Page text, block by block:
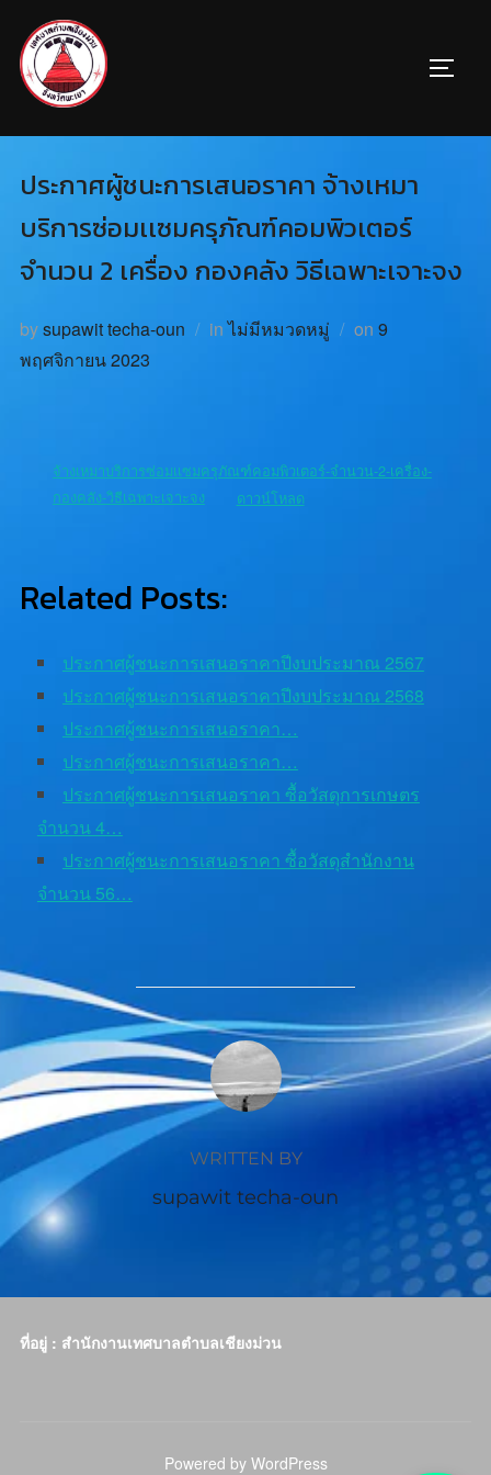
ประกาศผู้ชนะการเสนอราคา จ้างเหมา
บริการซ่อมเเซมครุภัณฑ์คอมพิวเตอร์
จำนวน 2 เครื่อง กองคลัง วิธีเฉพาะเจาะจง
bysupawit techa-oun inไม่มีหมวดหมู่ on 9
พฤศจิกายน 2023
จ้างเหมาบริการซ่อมเเซมครุภัณฑ์คอมพิวเตอร์-จำนวน-2-เครื่อง-
กองคลัง-วิธีเฉพาะเจาะจง
ดาวน์โหลด
Related Posts:
ประกาศผู้ชนะการเสนอราคาปีงบประมาณ 2567
ประกาศผู้ชนะการเสนอราคาปีงบประมาณ 2568
ประกาศผู้ชนะการเสนอราคา…
ประกาศผู้ชนะการเสนอราคา…
ประกาศผู้ชนะการเสนอราคา ซื้อวัสดุการเกษตร
จำนวน 4…
ประกาศผู้ชนะการเสนอราคา ซื้อวัสดุสำนักงาน
จำนวน 56…
POST AUTHOR
WRITTEN BY
supawit techa-oun
ที่อยู่ : สำนักงานเทศบาลตำบลเชียงม่วน
Powered by WordPress